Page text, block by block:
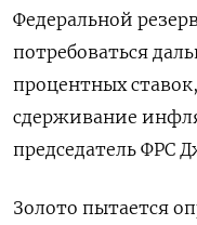
Федеральной
потребоваться
процентных
сдерживание
председатель ФРС
Золото пытается